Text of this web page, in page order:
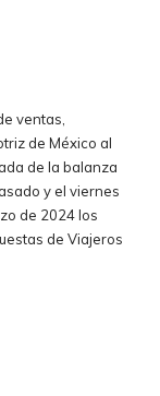
ventas,
de México al
de la balanza
y el viernes
de 2024 los
de Viajeros